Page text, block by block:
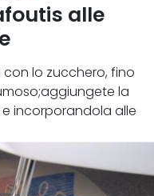
alle
lo zucchero, fino
la
incorporandola alle